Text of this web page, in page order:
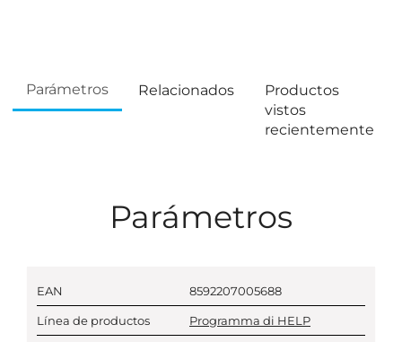
Parámetros Relacionados
Productos
vistos
recientemente
Parámetros
EAN 8592207005688
Línea de productos Programma di HELP